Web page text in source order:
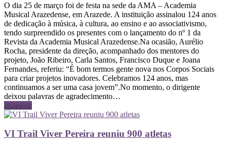
O dia 25 de março foi de festa na sede da AMA – Academia
Musical Arazedense, em Arazede. A instituição assinalou 124 anos
de dedicação à música, à cultura, ao ensino e ao associativismo,
tendo surpreendido os presentes com o lançamento do nº 1 da
Revista da Academia Musical Arazedense.Na ocasião, Aurélio
Rocha, presidente da direção, acompanhado dos mentores do
projeto, João Ribeiro, Carla Santos, Francisco Duque e Joana
Fernandes, referiu: “É bom termos gente nova nos Corpos Sociais
para criar projetos inovadores. Celebramos 124 anos, mas
continuamos a ser uma casa jovem”.No momento, o dirigente
deixou palavras de agradecimento…
Ler mais
VI Trail Viver Pereira reuniu 900 atletas